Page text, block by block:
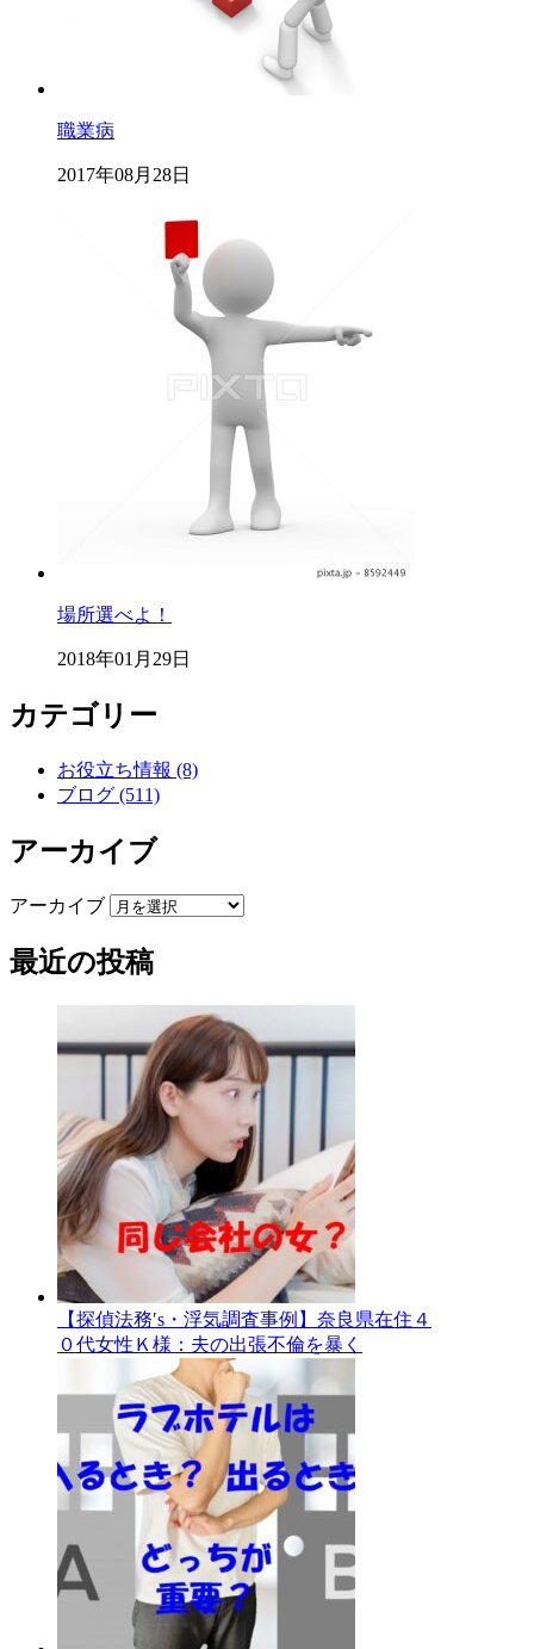
職業病
2017年08月28日
場所選べよ！
2018年01月29日
カテゴリー
お役立ち情報 (8)
ブログ (511)
アーカイブ
アーカイブ
最近の投稿
【探偵法務′s・浮気調査事例】奈良県在住４
０代女性Ｋ様：夫の出張不倫を暴く